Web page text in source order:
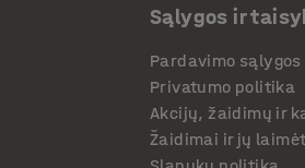
Sąlygos ir
Pardavimo sąlygos
Privatumo politika
Akcijų, žaidimų ir
Žaidimai ir jų